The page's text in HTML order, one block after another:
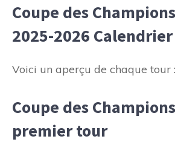
Coupe des
2025-2026 Calendrier
Voici un aperçu de chaque tour :
Coupe des
premier tour